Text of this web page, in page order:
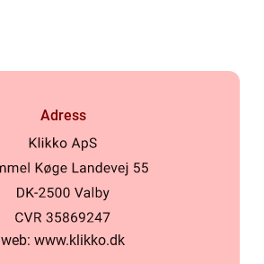
Adress
web: www.klikko.dk